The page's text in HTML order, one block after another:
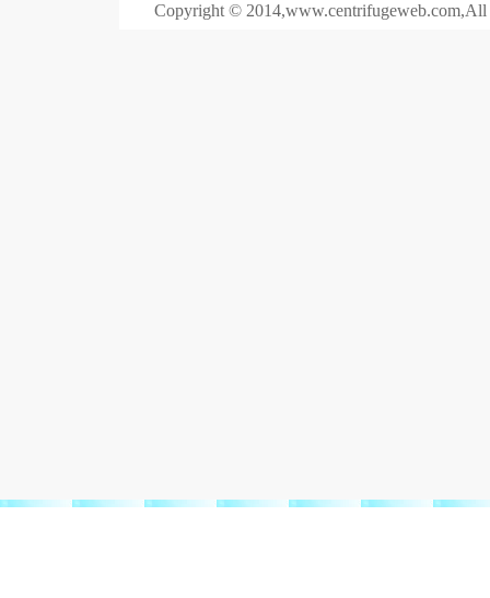
Copyright © 2014,www.centrifugeweb.com,All